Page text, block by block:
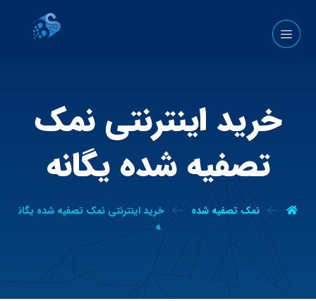
خرید اینترنتی نمک
تصفیه شده یگانه
نمک تصفیه شده
خرید اینترنتی نمک تصفیه شده یگان
ه